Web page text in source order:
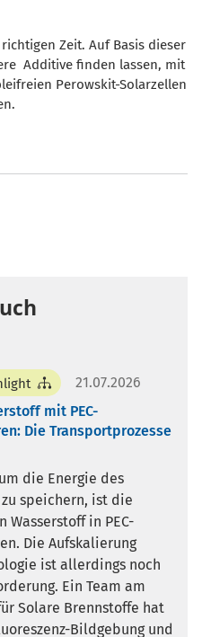
Zeit. Auf Basis dieser
Additive finden lassen, mit
Perowskit-Solarzellen
21.07.2026
mit PEC-
Die Transportprozesse
die Energie des
speichern, ist die
Wasserstoff in PEC-
Die Aufskalierung
ist allerdings noch
Ein Team am
Solare Brennstoffe hat
Bildgebung und